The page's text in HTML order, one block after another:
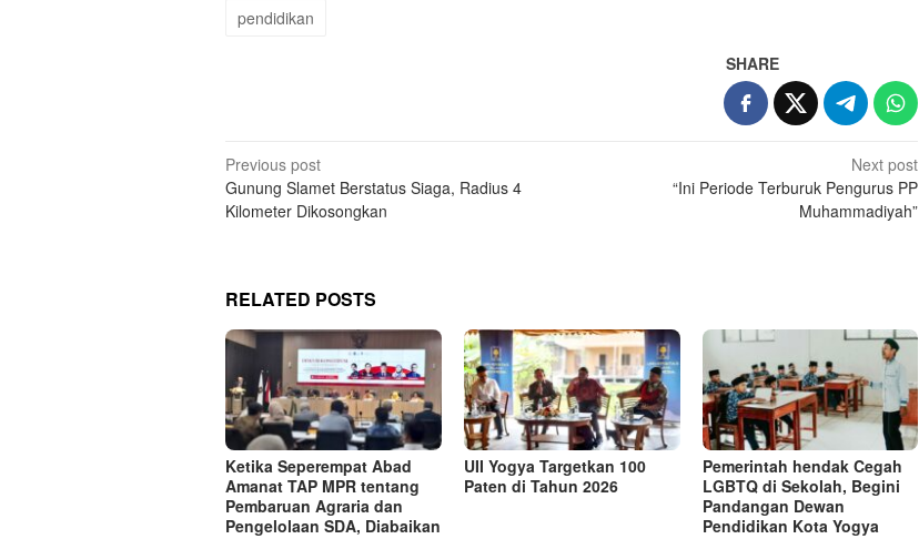
pendidikan
SHARE
Post
navigation
Previous post
Gunung Slamet Berstatus Siaga, Radius 4
Kilometer Dikosongkan
Next post
“Ini Periode Terburuk Pengurus PP
Muhammadiyah”
RELATED POSTS
Ketika Seperempat Abad
Amanat TAP MPR tentang
Pembaruan Agraria dan
Pengelolaan SDA, Diabaikan
UII Yogya Targetkan 100
Paten di Tahun 2026
Pemerintah hendak Cegah
LGBTQ di Sekolah, Begini
Pandangan Dewan
Pendidikan Kota Yogya